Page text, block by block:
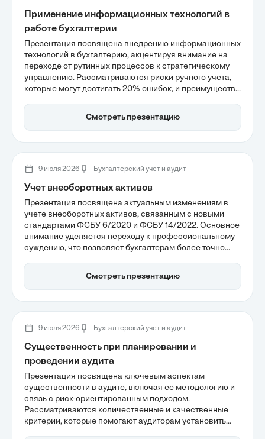
Применение информационных технологий в
работе бухгалтерии
Презентация посвящена внедрению информационных
технологий в бухгалтерию, акцентируя внимание на
переходе от рутинных процессов к стратегическому
управлению. Рассматриваются риски ручного учета,
которые могут достигать 20% ошибок, и преимущества
на закрытие финансового периода до 60%.
Технологические решения, такие как облачные ERP и
Смотреть презентацию
9 июля 2026 Бухгалтерский учет и аудит
Учет внеоборотных активов
Презентация посвящена актуальным изменениям в
учете внеоборотных активов, связанным с новыми
стандартами ФСБУ 6/2020 и ФСБУ 14/2022. Основное
внимание уделяется переходу к профессиональному
суждению, что позволяет бухгалтерам более точно
рассматриваются критерии признания основных
средств и особенности учета нематериальных
Смотреть презентацию
9 июля 2026 Бухгалтерский учет и аудит
Существенность при планировании и
проведении аудита
Презентация посвящена ключевым аспектам
существенности в аудите, включая ее методологию и
связь с риск-ориентированным подходом.
Рассматриваются количественные и качественные
критерии, которые помогают аудиторам установить